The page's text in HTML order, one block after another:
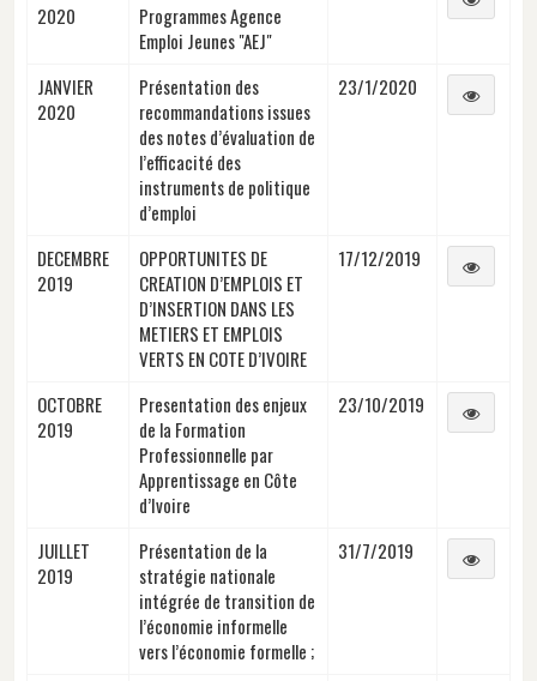
2020
Programmes Agence
Emploi Jeunes "AEJ"
JANVIER
2020
Présentation des
recommandations issues
des notes d’évaluation de
l’efficacité des
instruments de politique
d’emploi
23/1/2020
DECEMBRE
2019
OPPORTUNITES DE
CREATION D’EMPLOIS ET
D’INSERTION DANS LES
METIERS ET EMPLOIS
VERTS EN COTE D’IVOIRE
17/12/2019
OCTOBRE
2019
Presentation des enjeux
de la Formation
Professionnelle par
Apprentissage en Côte
d’Ivoire
23/10/2019
JUILLET
2019
Présentation de la
stratégie nationale
intégrée de transition de
l’économie informelle
vers l’économie formelle ;
31/7/2019